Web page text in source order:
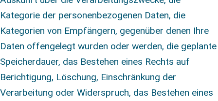
Kategorie der personenbezogenen Daten, die
Kategorien von Empfängern, gegenüber denen Ihre
Daten offengelegt wurden oder werden, die geplante
Speicherdauer, das Bestehen eines Rechts auf
Berichtigung, Löschung, Einschränkung der
Verarbeitung oder Widerspruch, das Bestehen eines